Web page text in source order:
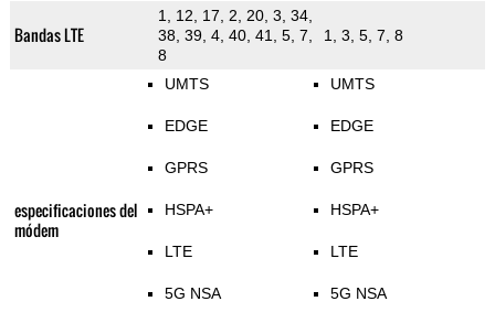
Bandas LTE
1, 12, 17, 2, 20, 3, 34,
38, 39, 4, 40, 41, 5, 7,
8
1, 3, 5, 7, 8
especificaciones del
módem
UMTS
EDGE
GPRS
HSPA+
LTE
5G NSA
UMTS
EDGE
GPRS
HSPA+
LTE
5G NSA